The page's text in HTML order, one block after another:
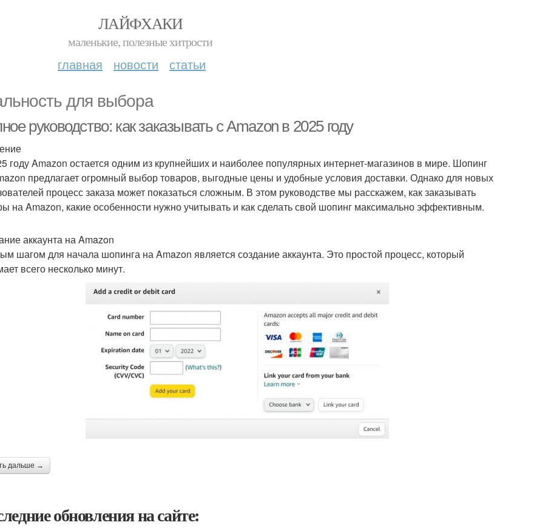
ЛАЙФХАКИ
маленькие, полезные хитрости
главная новости статьи
для выбора
руководство: как заказывать с Amazon в 2025 году
году Amazon остается одним из крупнейших и наиболее популярных интернет-магазинов в мире. Шопинг
предлагает огромный выбор товаров, выгодные цены и удобные условия доставки. Однако для новых
процесс заказа может показаться сложным. В этом руководстве мы расскажем, как заказывать
на Amazon, какие особенности нужно учитывать и как сделать свой шопинг максимально эффективным.
аккаунта на Amazon
шагом для начала шопинга на Amazon является создание аккаунта. Это простой процесс, который
всего несколько минут.
дальше →
обновления на сайте: